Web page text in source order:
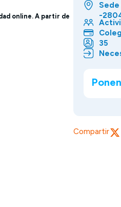
online. A partir de
Sede
-
35
Compartir